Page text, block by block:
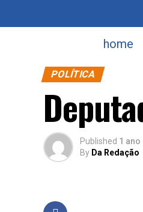
home
POLÍTICA
Published 1 ano
By Da Redação